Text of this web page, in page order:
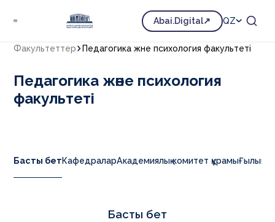
Abai.Digital QZ
Факультеттер Педагогика және психология факультеті
Педагогика және психология
факультеті
Басты бетКафедраларАкадемиялық комитет құрамыҒылыми-
Басты бет